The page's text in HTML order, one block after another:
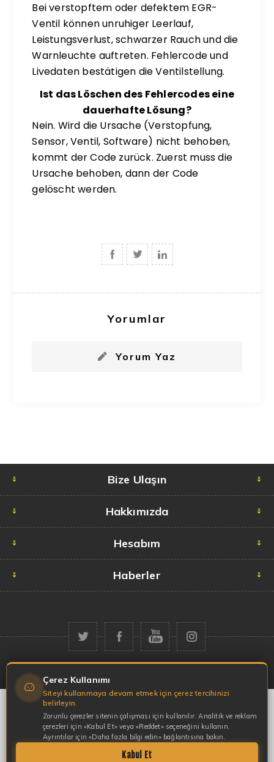
Bei verstopftem oder defektem EGR-
Ventil können unruhiger Leerlauf,
Leistungsverlust, schwarzer Rauch und die
Warnleuchte auftreten. Fehlercode und
Livedaten bestätigen die Ventilstellung.
Ist das Löschen des Fehlercodes eine
dauerhafte Lösung?
Nein. Wird die Ursache (Verstopfung,
Sensor, Ventil, Software) nicht behoben,
kommt der Code zurück. Zuerst muss die
Ursache behoben, dann der Code
gelöscht werden.
Yorumlar
Yorum Yaz
Bize Ulaşın
Hakkımızda
Hesabım
Haberler
Telif hakkı © 2026 Garaj Market. Tüm hakları saklıdır.
Çerez Kullanımı
Siteyi kullanmaya devam etmek için çerez tercihinizi
belirleyin.
Zorunlu çerezler sitenin çalışması için kullanılır. Analitik ve reklam
çerezleri için «Kabul Et» veya «Reddet» seçeneğini kullanın.
Ayrıntılar için «Daha fazla bilgi edin» bağlantısına bakın.
Kabul Et